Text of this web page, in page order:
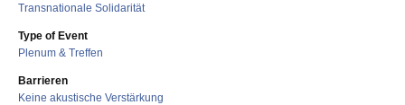
Transnationale Solidarität
Type of Event
Plenum & Treffen
Barrieren
Keine akustische Verstärkung